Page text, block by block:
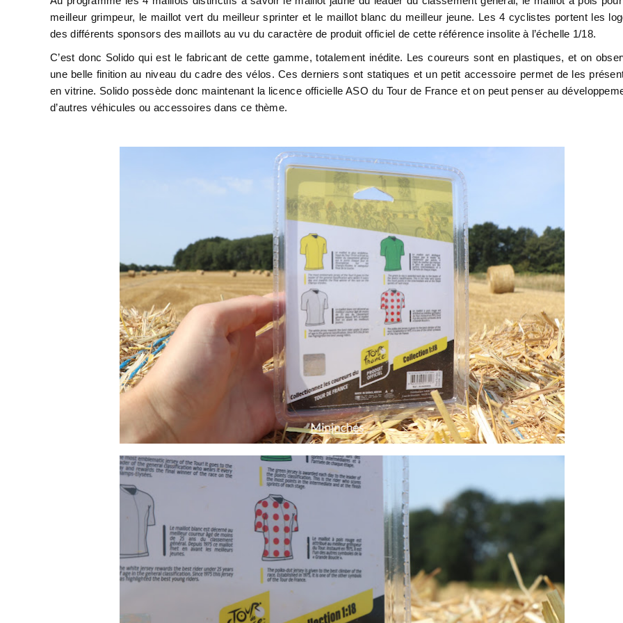
meilleur grimpeur, le maillot vert du meilleur sprinter et le maillot blanc du meilleur jeune. Les 4 cyclistes portent les
des différents sponsors des maillots au vu du caractère de produit officiel de cette référence insolite à l’échelle 1/18.
C’est donc Solido qui est le fabricant de cette gamme, totalement inédite. Les coureurs sont en plastiques, et on
une belle finition au niveau du cadre des vélos. Ces derniers sont statiques et un petit accessoire permet de les
en vitrine. Solido possède donc maintenant la licence officielle ASO du Tour de France et on peut penser au
d’autres véhicules ou accessoires dans ce thème.